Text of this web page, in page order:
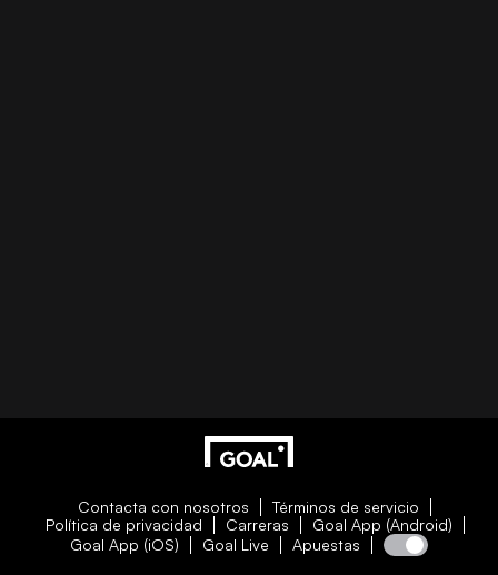
Contacta con nosotros
Términos de servicio
Política de privacidad
Carreras
Goal App (Android)
Goal App (iOS)
Goal Live Apuestas